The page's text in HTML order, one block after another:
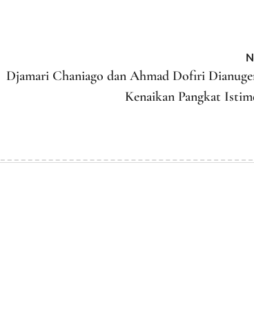
Djamari Chaniago dan Ahmad Dofiri
Kenaikan Pangkat